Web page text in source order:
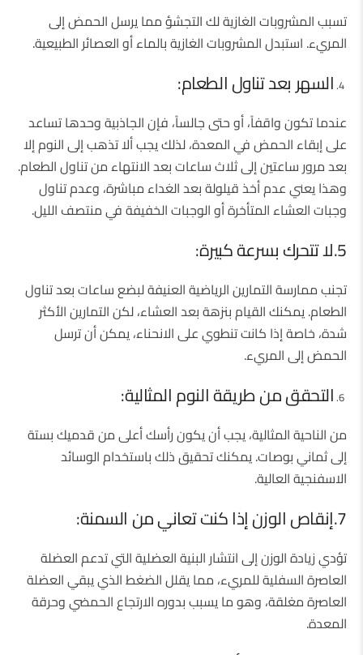
تسبب المشروبات الغازية لك التجشؤ مما يرسل الحمض إلى
المريء. استبدل المشروبات الغازية بالماء أو العصائر الطبيعية.
السهر بعد تناول الطعام:
عندما تكون واقفاً، أو حتى جالساً، فإن الجاذبية وحدها تساعد
على إبقاء الحمض في المعدة، لذلك يجب ألا تذهب إلى النوم إلا
بعد مرور ساعتين إلى ثلاث ساعات بعد الانتهاء من تناول الطعام.
وهذا يعني عدم أخذ قيلولة بعد الغداء مباشرة، وعدم تناول
وجبات العشاء المتأخرة أو الوجبات الخفيفة في منتصف الليل.
5.لا تتحرك بسرعة كبيرة:
تجنب ممارسة التمارين الرياضية العنيفة لبضع ساعات بعد تناول
الطعام. يمكنك القيام بنزهة بعد العشاء، لكن التمارين الأكثر
شدة، خاصة إذا كانت تنطوي على الانحناء، يمكن أن ترسل
الحمض إلى المريء.
التحقق من طريقة النوم المثالية:
من الناحية المثالية، يجب أن يكون رأسك أعلى من قدميك بستة
إلى ثماني بوصات. يمكنك تحقيق ذلك باستخدام الوسائد
الاسفنجية العالية.
7.إنقاص الوزن إذا كنت تعاني من السمنة:
تؤدي زيادة الوزن إلى انتشار البنية العضلية التي تدعم العضلة
العاصرة السفلية للمريء، مما يقلل الضغط الذي يبقي العضلة
العاصرة مغلقة، وهو ما يسبب بدوره الارتجاع الحمضي وحرقة
المعدة.